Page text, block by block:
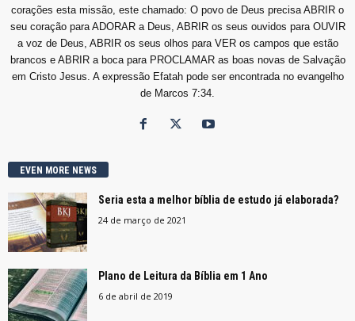
corações esta missão, este chamado: O povo de Deus precisa ABRIR o
seu coração para ADORAR a Deus, ABRIR os seus ouvidos para OUVIR
a voz de Deus, ABRIR os seus olhos para VER os campos que estão
brancos e ABRIR a boca para PROCLAMAR as boas novas de Salvação
em Cristo Jesus. A expressão Efatah pode ser encontrada no evangelho
de Marcos 7:34.
EVEN MORE NEWS
Seria esta a melhor bíblia de estudo já elaborada?
24 de março de 2021
Plano de Leitura da Bíblia em 1 Ano
6 de abril de 2019